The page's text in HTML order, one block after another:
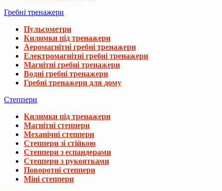
Гребні тренажери
Пульсометри
Килимки під тренажери
Аеромагнітні гребні тренажери
Електромагнітні гребні тренажери
Магнітні гребні тренажери
Водні гребні тренажери
Гребні тренажери для дому
Степпери
Килимки під тренажери
Магнітні степпери
Механічні степпери
Степпери зі стійкою
Степпери з еспандерами
Степпери з рукоятками
Поворотні степпери
Міні степпери